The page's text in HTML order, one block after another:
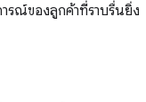
รณ์ของลูกค้าที่ราบรื่นยิ่ง